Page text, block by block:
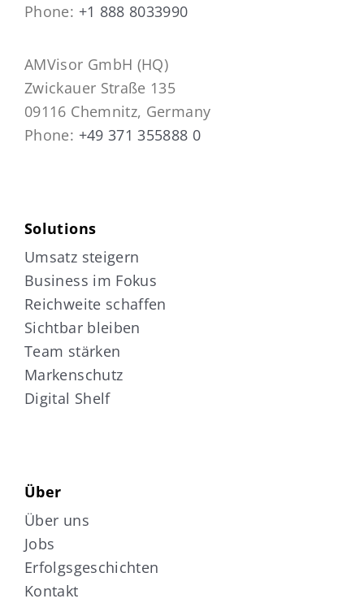
Phone: +1 888 8033990
AMVisor GmbH (HQ)
Zwickauer Straße 135
09116 Chemnitz, Germany
Phone: +49 371 355888 0
Solutions
Umsatz steigern
Business im Fokus
Reichweite schaffen
Sichtbar bleiben
Team stärken
Markenschutz
Digital Shelf
Über
Über uns
Jobs
Erfolgsgeschichten
Kontakt